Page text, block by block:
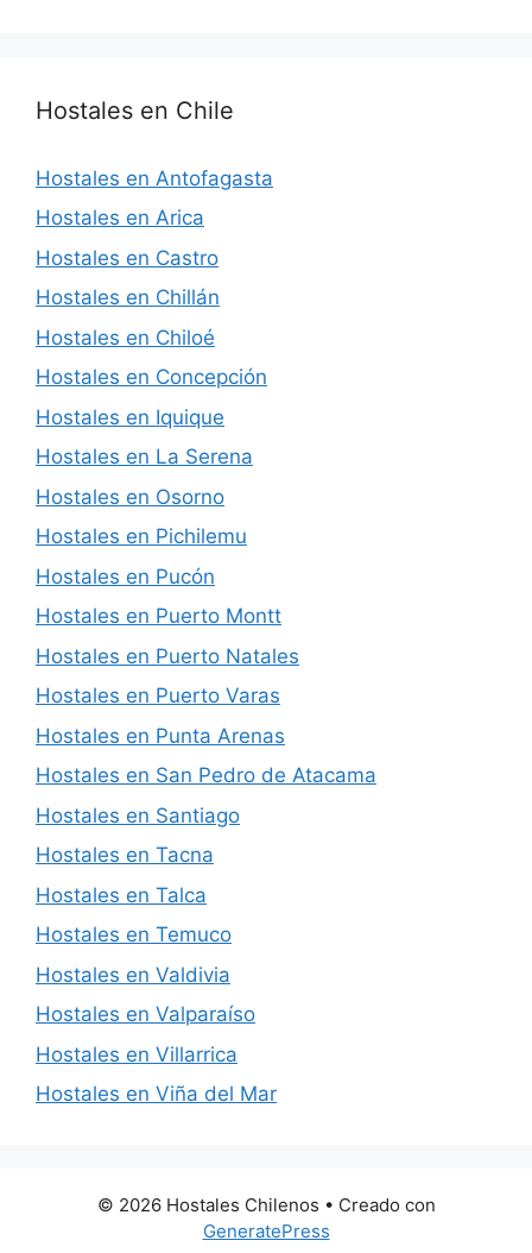
Hostales en Chile
Hostales en Antofagasta
Hostales en Arica
Hostales en Castro
Hostales en Chillán
Hostales en Chiloé
Hostales en Concepción
Hostales en Iquique
Hostales en La Serena
Hostales en Osorno
Hostales en Pichilemu
Hostales en Pucón
Hostales en Puerto Montt
Hostales en Puerto Natales
Hostales en Puerto Varas
Hostales en Punta Arenas
Hostales en San Pedro de Atacama
Hostales en Santiago
Hostales en Tacna
Hostales en Talca
Hostales en Temuco
Hostales en Valdivia
Hostales en Valparaíso
Hostales en Villarrica
Hostales en Viña del Mar
© 2026 Hostales Chilenos • Creado con
GeneratePress